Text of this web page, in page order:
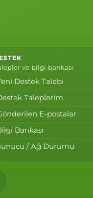
ve bilgi bankası
Destek Talebi
Taleplerim
E-postalar
Bankası
/ Ağ Durumu